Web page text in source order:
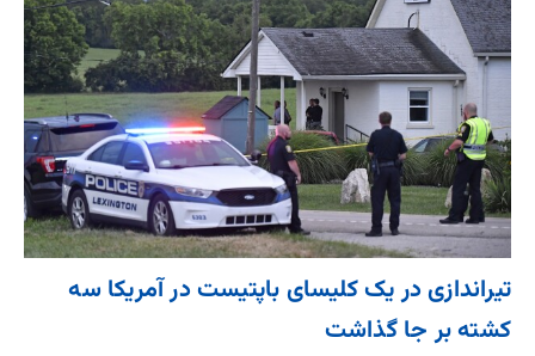
تیراندازی در یک کلیسای باپتیست در آمریکا سه
کشته بر جا گذاشت